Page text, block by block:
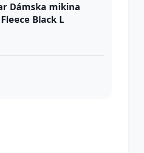
Dámska mikina
Black L